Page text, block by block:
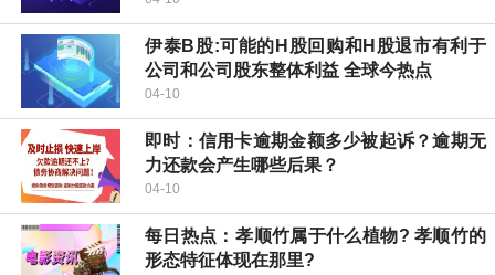
伊泰B股:可能的H股回购和H股退市有利于
公司和公司股东整体利益 全球今热点
04-10
即时：信用卡逾期金额多少被起诉？逾期无
力还款会产生哪些后果？
04-10
每日热点：​孝顺竹属于什么植物? 孝顺竹的
形态特征体现在那里?